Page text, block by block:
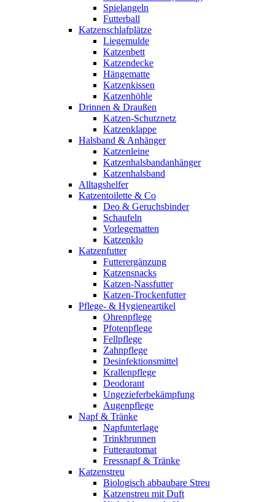
Spielangeln
Futterball
Katzenschlafplätze
Liegemulde
Katzenbett
Katzendecke
Hängematte
Katzenkissen
Katzenhöhle
Drinnen & Draußen
Katzen-Schutznetz
Katzenklappe
Halsband & Anhänger
Katzenleine
Katzenhalsbandanhänger
Katzenhalsband
Alltagshelfer
Katzentoilette & Co
Deo & Geruchsbinder
Schaufeln
Vorlegematten
Katzenklo
Katzenfutter
Futterergänzung
Katzensnacks
Katzen-Nassfutter
Katzen-Trockenfutter
Pflege- & Hygieneartikel
Ohrenpflege
Pfotenpflege
Fellpflege
Zahnpflege
Desinfektionsmittel
Krallenpflege
Deodorant
Ungezieferbekämpfung
Augenpflege
Napf & Tränke
Napfunterlage
Trinkbrunnen
Futterautomat
Fressnapf & Tränke
Katzenstreu
Biologisch abbaubare Streu
Katzenstreu mit Duft